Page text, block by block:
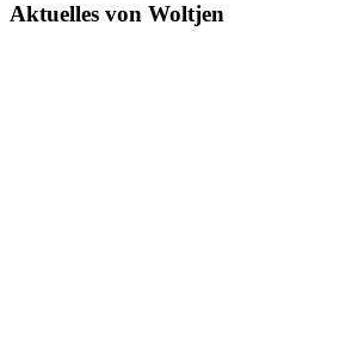
Aktuelles von Woltjen